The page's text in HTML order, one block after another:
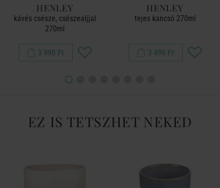
HENLEY
kávés csésze, csészealjjal
270ml
3 990 Ft
HENLEY
tejes kancsó 270ml
3 490 Ft
EZ IS TETSZHET NEKED